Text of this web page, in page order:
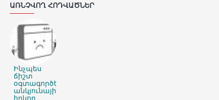
ԱՌՆՉՎՈՂ ՀՈԴՎԱԾՆԵՐ
Ինչպես
ճիշտ
օգտագործել
անկյունային
հղկող